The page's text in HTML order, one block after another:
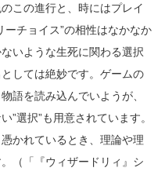
この進行と、時にはプレイ
ーチョイス”の相性はなかなか
いような生死に関わる選択
しては絶妙です。ゲームの
語を読み込んでいようが、
”選択”も用意されています。
かれているとき、理論や理
（「『ウィザードリィ』シ